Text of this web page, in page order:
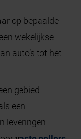
op bepaalde
wekelijkse
auto’s tot het
gebied
een
leveringen